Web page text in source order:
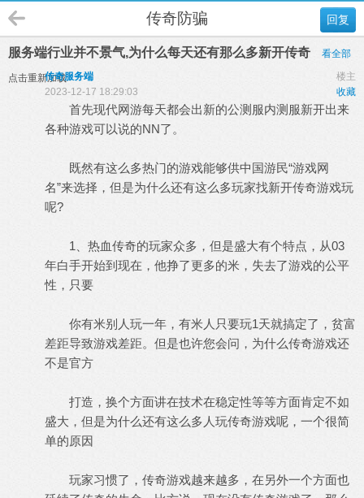
回复
传奇防骗
服务端行业并不景气,为什么每天还有那么多新开传奇 看全部
点击重新加载 楼主
传奇服务端
收藏
2023-12-17 18:29:03
首先现代网游每天都会出新的公测服内测服新开出来
各种游戏可以说的NN了。
既然有这么多热门的游戏能够供中国游民“游戏网
名”来选择，但是为什么还有这么多玩家找新开传奇游戏玩
呢?
1、热血传奇的玩家众多，但是盛大有个特点，从03
年白手开始到现在，他挣了更多的米，失去了游戏的公平
性，只要
你有米别人玩一年，有米人只要玩1天就搞定了，贫富
差距导致游戏差距。但是也许您会问，为什么传奇游戏还
不是官方
打造，换个方面讲在技术在稳定性等等方面肯定不如
盛大，但是为什么还有这么多人玩传奇游戏呢，一个很简
单的原因
玩家习惯了，传奇游戏越来越多，在另外一个方面也